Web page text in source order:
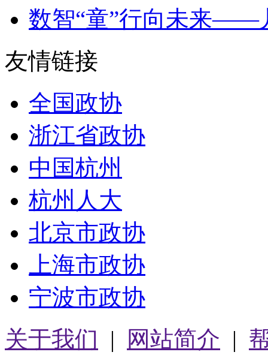
数智“童”行向未来——
友情链接
全国政协
浙江省政协
中国杭州
杭州人大
北京市政协
上海市政协
宁波市政协
关于我们 | 网站简介 |